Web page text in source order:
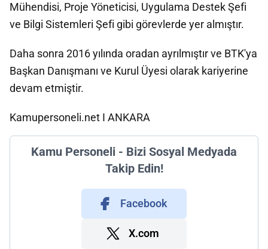
Mühendisi, Proje Yöneticisi, Uygulama Destek Şefi
ve Bilgi Sistemleri Şefi gibi görevlerde yer almıştır.
Daha sonra 2016 yılında oradan ayrılmıştır ve BTK'ya
Başkan Danışmanı ve Kurul Üyesi olarak kariyerine
devam etmiştir.
Kamupersoneli.net I ANKARA
Kamu Personeli - Bizi Sosyal Medyada
Takip Edin!
Facebook
X.com